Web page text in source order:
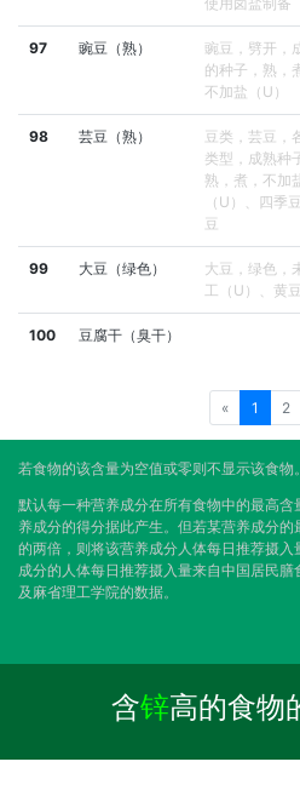
97 豌豆（熟）
豌豆，劈开，
的种子，熟，
不加盐（U）
98 芸豆（熟）
豆类，芸豆，
类型，成熟种
熟，煮，不加
（U）、四季
豆
99 大豆（绿色）
大豆，绿色，
工（U）、黄豆
100 豆腐干（臭干）
« 1 2
若食物的该含量为空值或零则不显示该食物。
默认每一种营养成分在所有食物中的最高
养成分的得分据此产生。但若某营养成分
的两倍，则将该营养成分人体每日推荐摄
成分的人体每日推荐摄入量来自中国居民
及麻省理工学院的数据。
含锌高的食物